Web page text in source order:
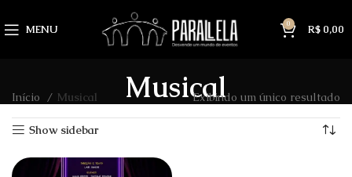
MENU 0 R$ 0,00
Musical
Início Musical Exibindo um único resultado
Show sidebar